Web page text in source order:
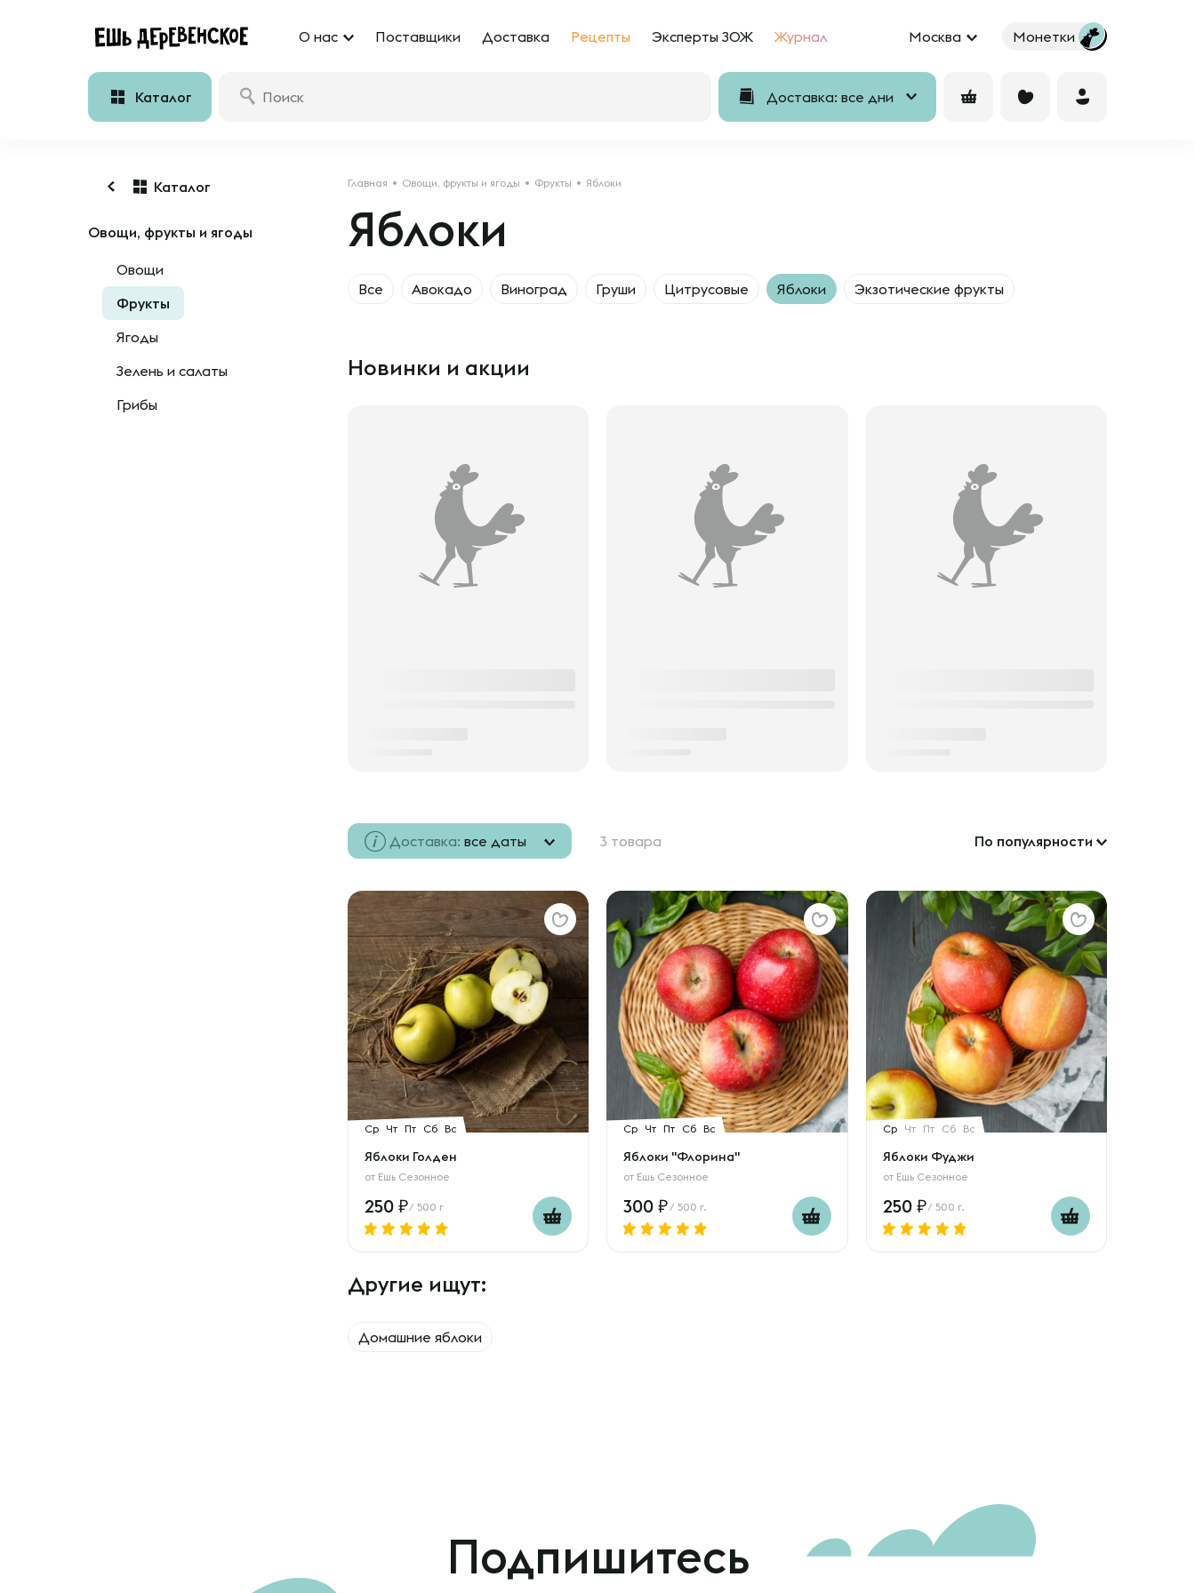
О нас Поставщики Доставка Рецепты Эксперты ЗОЖ Журнал Москва Монетки
Каталог Доставка: все дни
Каталог
Овощи, фрукты и ягоды
Овощи
Фрукты
Ягоды
Зелень и салаты
Грибы
Главная Овощи, фрукты и ягоды Фрукты Яблоки
Яблоки
Все Авокадо Виноград Груши Цитрусовые Яблоки Экзотические фрукты
Новинки и акции
Доставка: все даты 3 товара По популярности
Ср Чт Пт Сб Вс
Яблоки Голден
от Ешь Сезонное
250 / 500 г
Ср Чт Пт Сб Вс
Яблоки "Флорина"
от Ешь Сезонное
300 / 500 г.
Ср Чт Пт Сб Вс
Яблоки Фуджи
от Ешь Сезонное
250 / 500 г.
Другие ищут:
Домашние яблоки
Подпишитесь